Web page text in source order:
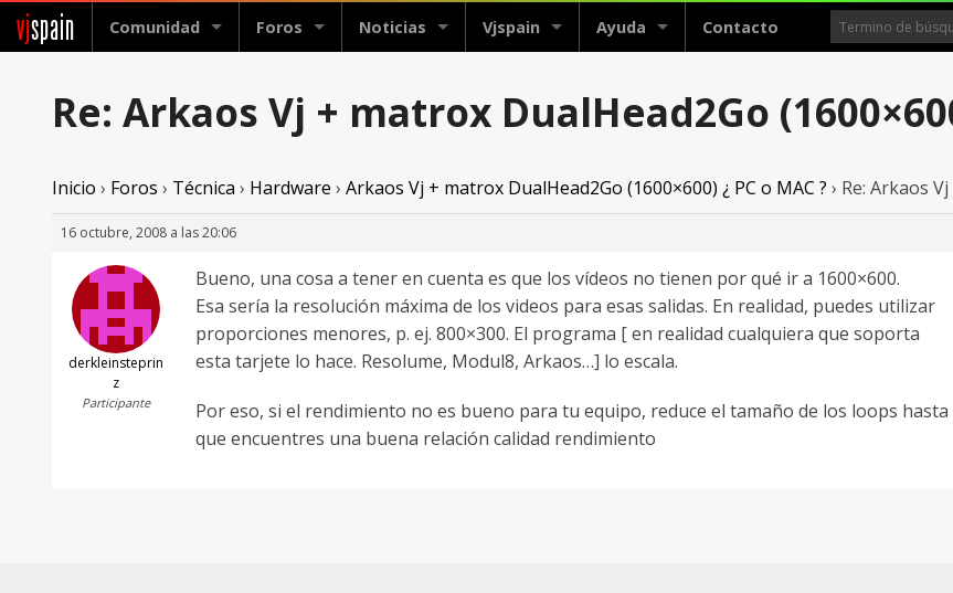
vjspain Comunidad Foros Noticias Vjspain Ayuda Contacto
Re: Arkaos Vj + matrox DualHead2Go
Inicio › Foros › Técnica › Hardware › Arkaos Vj + matrox DualHead2Go (1600×600) ¿ PC o MAC ? › Re: Arkaos
16 octubre, 2008 a las 20:06
derkleinsteprin
z
Participante
Bueno, una cosa a tener en cuenta es que los vídeos no tienen por qué ir a 1600×600.
Esa sería la resolución máxima de los videos para esas salidas. En realidad, puedes utilizar
proporciones menores, p. ej. 800×300. El programa [ en realidad cualquiera que soporta
esta tarjete lo hace. Resolume, Modul8, Arkaos…] lo escala.
Por eso, si el rendimiento no es bueno para tu equipo, reduce el tamaño de los loops hasta
que encuentres una buena relación calidad rendimiento